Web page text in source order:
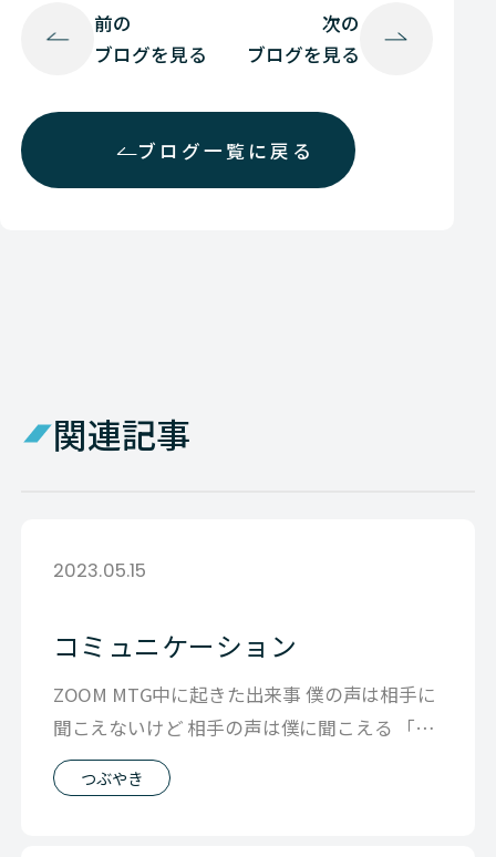
前の
ブログを見る
ブログ一覧に戻る
次の
ブログを見る
関連記事
2023.05.15
コミュニケーション
ZOOM MTG中に起きた出来事 僕の声は相手に
聞こえないけど 相手の声は僕に聞こえる 「聞
こえない」という特殊な状況で
つぶやき